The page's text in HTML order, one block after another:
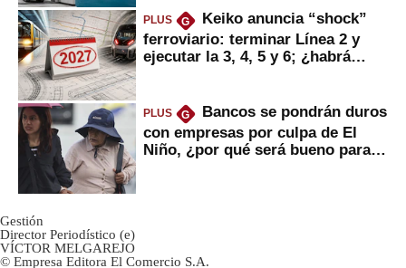
PLUS G
Keiko anuncia “shock”
ferroviario: terminar Línea 2 y
ejecutar la 3, 4, 5 y 6; ¿habrá
PLUS G
Bancos se pondrán duros
con empresas por culpa de El
Niño, ¿por qué será bueno para
Gestión
Director Periodístico (e)
VÍCTOR MELGAREJO
© Empresa Editora El Comercio S.A.